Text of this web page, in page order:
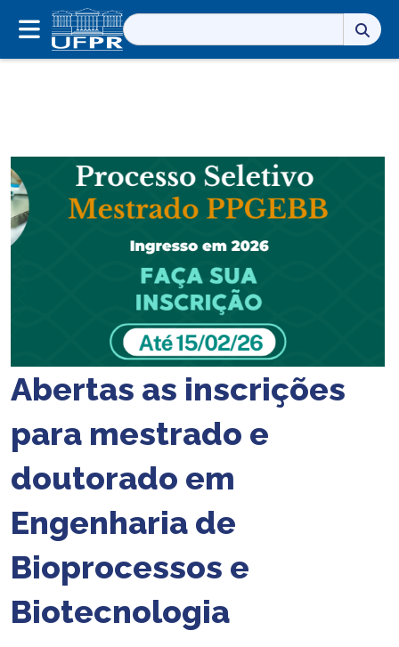
Pesquisar
por:
Abertas as inscrições
para mestrado e
doutorado em
Engenharia de
Bioprocessos e
Biotecnologia